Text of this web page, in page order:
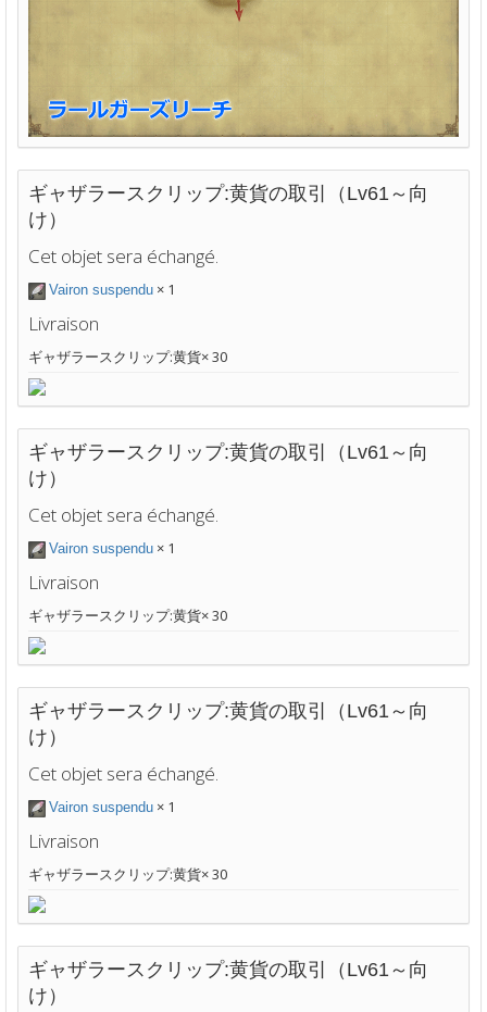
ギャザラースクリップ:黄貨の取引（Lv61～向
け）
Cet objet sera échangé.
Vairon suspendu × 1
Livraison
ギャザラースクリップ:黄貨× 30
ギャザラースクリップ:黄貨の取引（Lv61～向
け）
Cet objet sera échangé.
Vairon suspendu × 1
Livraison
ギャザラースクリップ:黄貨× 30
ギャザラースクリップ:黄貨の取引（Lv61～向
け）
Cet objet sera échangé.
Vairon suspendu × 1
Livraison
ギャザラースクリップ:黄貨× 30
ギャザラースクリップ:黄貨の取引（Lv61～向
け）